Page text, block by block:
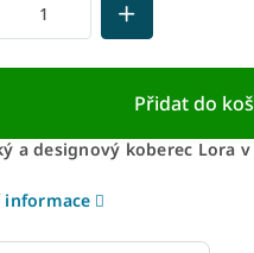
Přidat do
a designový koberec Lora
informace